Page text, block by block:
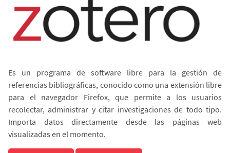
Es un programa de software libre para la gestión de
referencias bibliográficas, conocido como una extensión libre
para el navegador Firefox, que permite a los usuarios
recolectar, administrar y citar investigaciones de todo tipo.
Importa datos directamente desde las páginas web
visualizadas en el momento.